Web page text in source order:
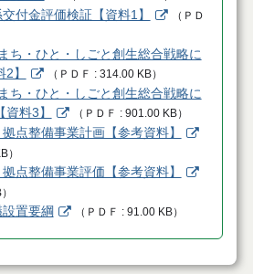
付金評価検証【資料1】 （ ＰＤ
ち・ひと・しごと創生総合戦略に
】
（ ＰＤＦ 314.00 KB）
ち・ひと・しごと創生総合戦略に
料3】
（ ＰＤＦ 901.00 KB）
点整備事業計画【参考資料】
）
点整備事業評価【参考資料】
）
置要綱 （ ＰＤＦ 91.00 KB）